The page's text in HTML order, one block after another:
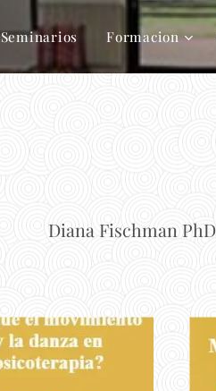
Seminarios Formacion
Diana Fischman